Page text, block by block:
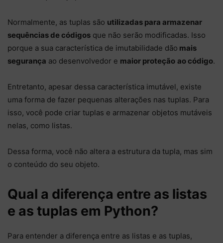
Normalmente, as tuplas são utilizadas para armazenar
sequências de códigos que não serão modificadas. Isso
porque a sua característica de imutabilidade dão mais
segurança ao desenvolvedor e maior proteção ao código.
Entretanto, apesar dessa característica imutável, existe
uma forma de fazer pequenas alterações nas tuplas. Para
isso, você pode criar tuplas e armazenar objetos mutáveis
nelas, como listas.
Dessa forma, você não altera a estrutura da tupla, mas sim
o conteúdo do seu objeto.
Qual a diferença entre as listas
e as tuplas em Python?
Para entender a diferença entre as listas e as tuplas,